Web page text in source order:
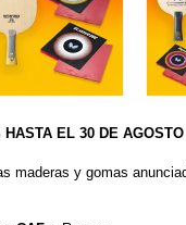
PICOS? NUEVAS
Fabricada en Alemania.
HASTA EL 30 DE AGOSTO
maderas y gomas